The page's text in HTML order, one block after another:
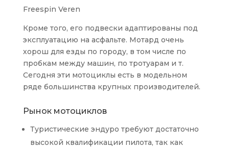
Freespin Veren
Кроме того, его подвески адаптированы под
эксплуатацию на асфальте. Мотард очень
хорош для езды по городу, в том числе по
пробкам между машин, по тротуарам и т.
Сегодня эти мотоциклы есть в модельном
ряде большинства крупных производителей.
Рынок мотоциклов
Туристические эндуро требуют достаточно
высокой квалификации пилота, так как